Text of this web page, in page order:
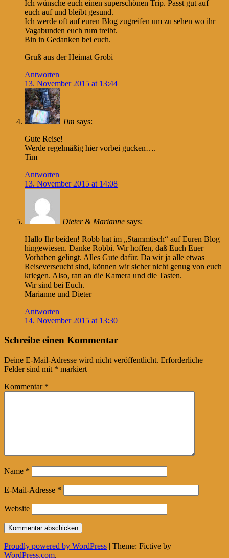
Ich wünsche euch einen superschönen Trip. Passt gut auf
euch auf und bleibt gesund.
Ich werde oft auf euren Blog zugreifen um zu sehen wo ihr
Vagabunden euch rum treibt.
Bin in Gedanken bei euch.
Gruß aus der Heimat Grobi
Antworten
13. November 2015 at 13:44
Tim says:
Gute Reise!
Werde regelmäßig hier vorbei gucken….
Tim
Antworten
13. November 2015 at 14:08
Dieter & Marianne says:
Hallo Ihr beiden! Robb hat im „Stammtisch“ auf Euren Blog
hingewiesen. Danke Robbi. Wir hoffen, daß Euch Euer
Vorhaben gelingt. Alles Gute dafür. Da wir ja alle etwas
Reiseverseucht sind, können wir sicher nicht genug von euch
kriegen. Also, ran an die Kamera und die Tasten.
Wir sind bei Euch.
Marianne und Dieter
Antworten
14. November 2015 at 13:30
Schreibe einen Kommentar
Deine E-Mail-Adresse wird nicht veröffentlicht. Erforderliche
Felder sind mit * markiert
Kommentar *
Name *
E-Mail-Adresse *
Website
Proudly powered by WordPress | Theme: Fictive by
WordPress.com.